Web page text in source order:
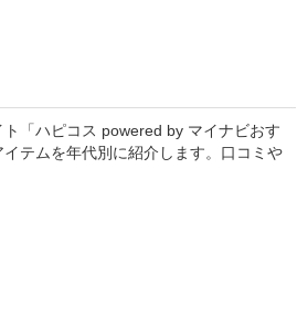
「ハピコス powered by マイナビおす
テムを年代別に紹介します。口コミや